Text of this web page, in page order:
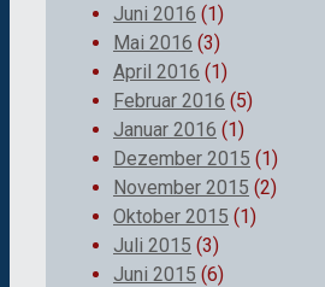
Juni 2016 (1)
Mai 2016 (3)
April 2016 (1)
Februar 2016 (5)
Januar 2016 (1)
Dezember 2015 (1)
November 2015 (2)
Oktober 2015 (1)
Juli 2015 (3)
Juni 2015 (6)